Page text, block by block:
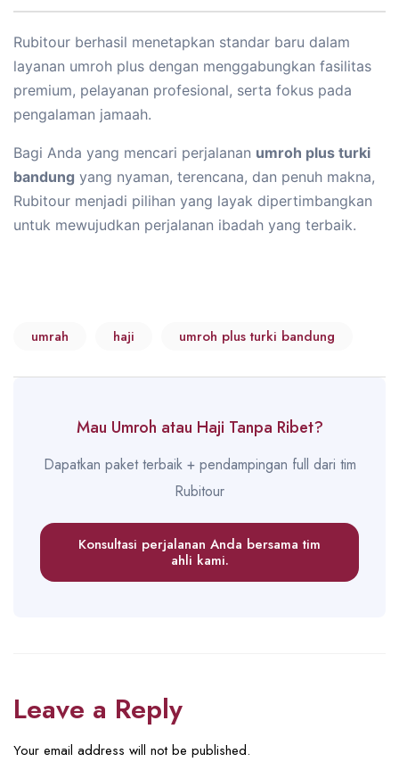
Rubitour berhasil menetapkan standar baru dalam
layanan umroh plus dengan menggabungkan fasilitas
premium, pelayanan profesional, serta fokus pada
pengalaman jamaah.
Bagi Anda yang mencari perjalanan umroh plus turki
bandung yang nyaman, terencana, dan penuh makna,
Rubitour menjadi pilihan yang layak dipertimbangkan
untuk mewujudkan perjalanan ibadah yang terbaik.
umrah haji umroh plus turki bandung
Mau Umroh atau Haji Tanpa Ribet?
Dapatkan paket terbaik + pendampingan full dari tim
Rubitour
Konsultasi perjalanan Anda bersama tim
ahli kami.
Leave a Reply
Your email address will not be published.